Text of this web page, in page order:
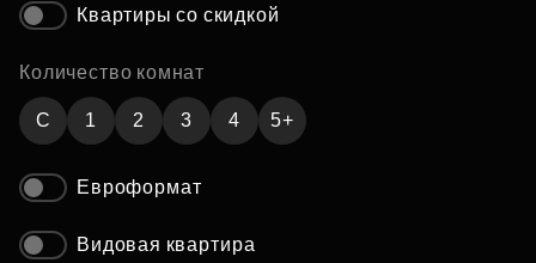
Квартиры со скидкой
Количество комнат
C 1 2 3 4 5+
Евроформат
Видовая квартира